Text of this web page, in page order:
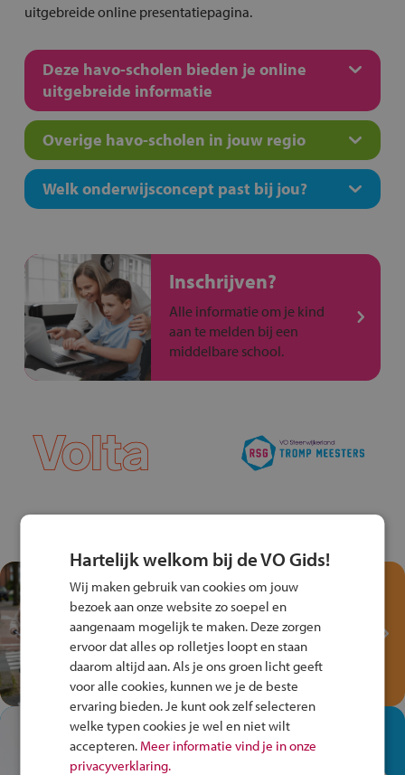
uitgebreide online presentatiepagina.
Deze havo-scholen bieden je online
uitgebreide informatie
Overige havo-scholen in jouw regio
Welk onderwijsconcept past bij jou?
Inschrijven?
Alle informatie om je kind
aan te melden bij een
middelbare school.
Test je kennis met het
Fiets Veilig
Verkeersspel!
Speel het Fiets Veilig Verkeersspel
en win een Cortina-fiets!
In de winkel ben je op je
plek!
Hartelijk welkom bij de VO Gids!
Wij maken gebruik van cookies om jouw
bezoek aan onze website zo soepel en
aangenaam mogelijk te maken. Deze zorgen
ervoor dat alles op rolletjes loopt en staan
daarom altijd aan. Als je ons groen licht geeft
voor alle cookies, kunnen we je de beste
ervaring bieden. Je kunt ook zelf selecteren
welke typen cookies je wel en niet wilt
accepteren. Meer informatie vind je in onze
privacyverklaring.